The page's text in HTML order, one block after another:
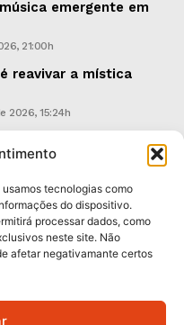
tecnologias como
do dispositivo.
processar dados, como
neste site. Não
afetar negativamante certos
emergente em
21:00h
reavivar a mística
2026, 15:24h
risco